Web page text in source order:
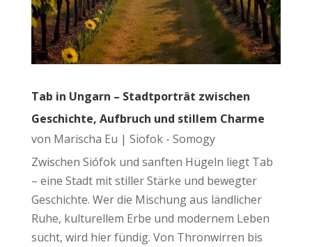
Tab in Ungarn – Stadtporträt zwischen
Geschichte, Aufbruch und stillem Charme
von Marischa Eu | Siofok - Somogy
Zwischen Siófok und sanften Hügeln liegt Tab
– eine Stadt mit stiller Stärke und bewegter
Geschichte. Wer die Mischung aus ländlicher
Ruhe, kulturellem Erbe und modernem Leben
sucht, wird hier fündig. Von Thronwirren bis